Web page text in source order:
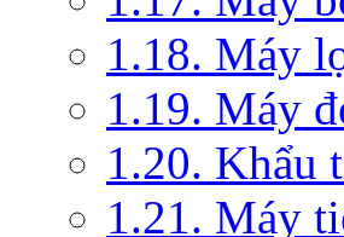
1.18. Máy
1.19. Máy
1.20. Khẩu
1.21. Máy